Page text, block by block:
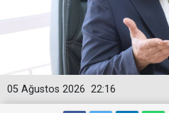
22:16
05 Ağustos 2026